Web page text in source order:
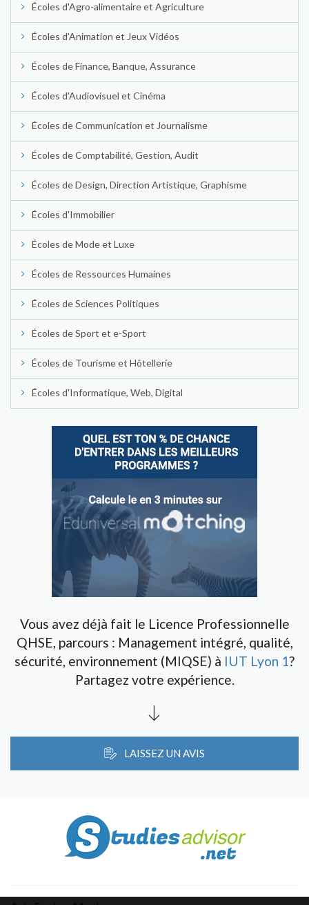
Écoles d'Agro-alimentaire et Agriculture
Écoles d'Animation et Jeux Vidéos
Écoles de Finance, Banque, Assurance
Écoles d'Audiovisuel et Cinéma
Écoles de Communication et Journalisme
Écoles de Comptabilité, Gestion, Audit
Écoles de Design, Direction Artistique, Graphisme
Écoles d'Immobilier
Écoles de Mode et Luxe
Écoles de Ressources Humaines
Écoles de Sciences Politiques
Écoles de Sport et e-Sport
Écoles de Tourisme et Hôtellerie
Écoles d'Informatique, Web, Digital
Vous avez déjà fait le Licence Professionnelle
QHSE, parcours : Management intégré, qualité,
sécurité, environnement (MIQSE) à IUT Lyon 1?
Partagez votre expérience.
LAISSEZ UN AVIS